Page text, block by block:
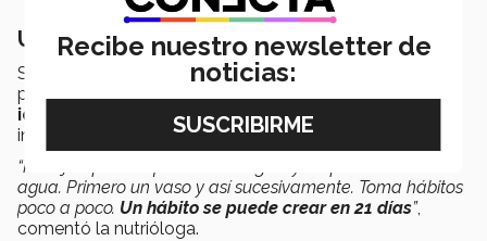
Un paso a la vez
Si consultar con un nutriólogo no está dentro de tu
presupuesto, mencionó Chávez, puedes comenzar por
identificar qué es lo que le hace falta
iniciar nuevos hábitos alimenticios.
“Por ejemplo ‘me falla tomar agua’ y empiezas a tomar
agua. Primero un vaso y así sucesivamente. Toma hábitos
poco a poco. Un hábito se puede crear en 21 días”,
comentó la nutrióloga.
Recibe nuestro newsletter de
noticias: